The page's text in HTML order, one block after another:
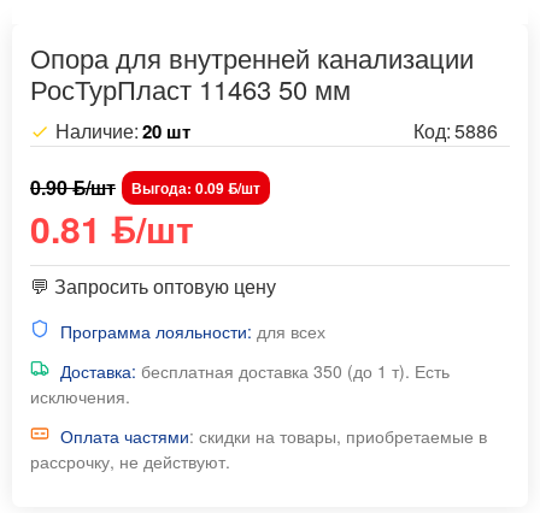
Опора для внутренней канализации
РосТурПласт 11463 50 мм
0.81 ƃ/шт
0.90 ƃ/шт Выгода: 0.09 ƃ/шт
Наличие:20 шт Код:5886
💬 Запросить оптовую цену
Программа лояльности: для всех
Доставка: бесплатная доставка 350 (до 1 т). Есть
исключения.
Оплата частями: скидки на товары, приобретаемые в
рассрочку, не действуют.